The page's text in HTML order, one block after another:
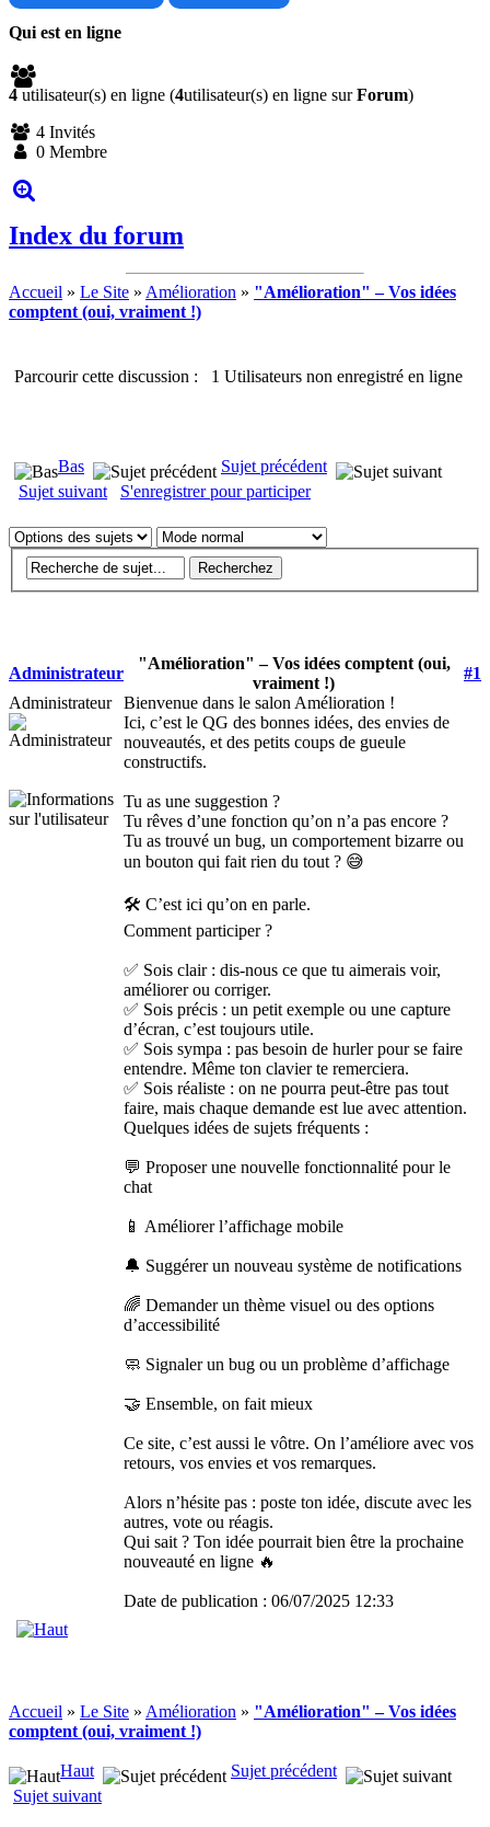
Qui est en ligne
4 utilisateur(s) en ligne (4utilisateur(s) en ligne surForum)
4 Invités
0 Membre
Index du forum
Accueil » Le Site » Amélioration » "Amélioration" – Vos idées
comptent (oui, vraiment !)
Parcourir cette discussion : 1 Utilisateurs non enregistré en ligne
Bas
Sujet précédent
Sujet suivant
S'enregistrer pour participer
Administrateur
"Amélioration" – Vos idées comptent (oui,
vraiment !)
#1
Administrateur
Bienvenue dans le salon Amélioration !
Ici, c’est le QG des bonnes idées, des envies de
nouveautés, et des petits coups de gueule
constructifs.
Tu as une suggestion ?
Tu rêves d’une fonction qu’on n’a pas encore ?
Tu as trouvé un bug, un comportement bizarre ou
un bouton qui fait rien du tout ? 😅
🛠️ C’est ici qu’on en parle.
Comment participer ?
✅ Sois clair : dis-nous ce que tu aimerais voir,
améliorer ou corriger.
✅ Sois précis : un petit exemple ou une capture
d’écran, c’est toujours utile.
✅ Sois sympa : pas besoin de hurler pour se faire
entendre. Même ton clavier te remerciera.
✅ Sois réaliste : on ne pourra peut-être pas tout
faire, mais chaque demande est lue avec attention.
Quelques idées de sujets fréquents :
💬 Proposer une nouvelle fonctionnalité pour le
chat
📱 Améliorer l’affichage mobile
🔔 Suggérer un nouveau système de notifications
🌈 Demander un thème visuel ou des options
d’accessibilité
🧼 Signaler un bug ou un problème d’affichage
🤝 Ensemble, on fait mieux
Ce site, c’est aussi le vôtre. On l’améliore avec vos
retours, vos envies et vos remarques.
Alors n’hésite pas : poste ton idée, discute avec les
autres, vote ou réagis.
Qui sait ? Ton idée pourrait bien être la prochaine
nouveauté en ligne 🔥
Date de publication : 06/07/2025 12:33
Accueil » Le Site » Amélioration » "Amélioration" – Vos idées
comptent (oui, vraiment !)
Haut
Sujet précédent
Sujet suivant